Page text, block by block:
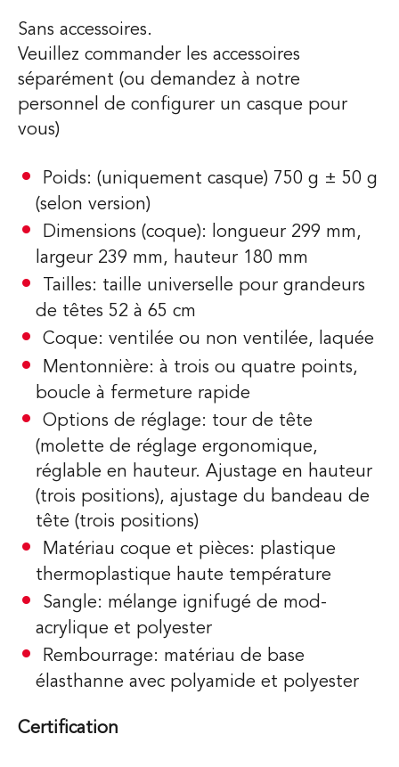
Sans accessoires.
Veuillez commander les accessoires
séparément (ou demandez à notre
personnel de configurer un casque pour
vous)
Poids: (uniquement casque) 750 g ± 50 g
(selon version)
Dimensions (coque): longueur 299 mm,
largeur 239 mm, hauteur 180 mm
Tailles: taille universelle pour grandeurs
de têtes 52 à 65 cm
Coque: ventilée ou non ventilée, laquée
Mentonnière: à trois ou quatre points,
boucle à fermeture rapide
Options de réglage: tour de tête
(molette de réglage ergonomique,
réglable en hauteur. Ajustage en hauteur
(trois positions), ajustage du bandeau de
tête (trois positions)
Matériau coque et pièces: plastique
thermoplastique haute température
Sangle: mélange ignifugé de mod-
acrylique et polyester
Rembourrage: matériau de base
élasthanne avec polyamide et polyester
Certification